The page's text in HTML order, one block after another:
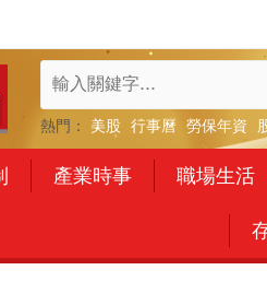
熱門： 美股 行事曆 勞保年資
產業時事 職場生活